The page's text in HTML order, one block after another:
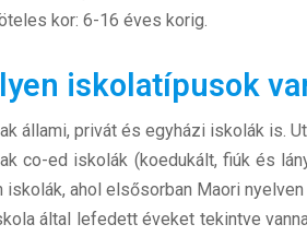
kor: 6-16 éves korig.
iskolatípusok
állami, privát és egyházi iskolák is.
co-ed iskolák (koedukált, fiúk és
iskolák, ahol elsősorban Maori nyelven
által lefedett éveket tekintve